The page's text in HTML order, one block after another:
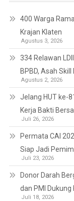
400 Warga
Krajan Klaten
Agustus 3, 2026
334 Relawan
BPBD, Asah
Agustus 2, 2026
Jelang HUT ke-
Kerja Bakti
Juli 26, 2026
Permata CAI
Siap Jadi
Juli 23, 2026
Donor Darah
dan PMI
Juli 18, 2026